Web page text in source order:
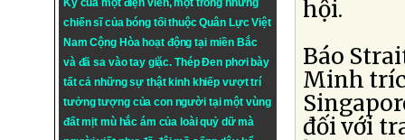
Ký của một điện viên, một trong những
chiến sĩ của bóng tối thuộc Quân Lực Việt
Nam Cộng Hòa hoạt động tại miền Bắc
và đã sa vào tay giặc. Thép Đen phơi bày
tất cả những sự thật kinh khiếp vượt trí
tưởng tượng của con người tại một vùng
đất mịt mù hắc ám của loài quỷ dữ mà
hội.
Báo
Minh
đối với